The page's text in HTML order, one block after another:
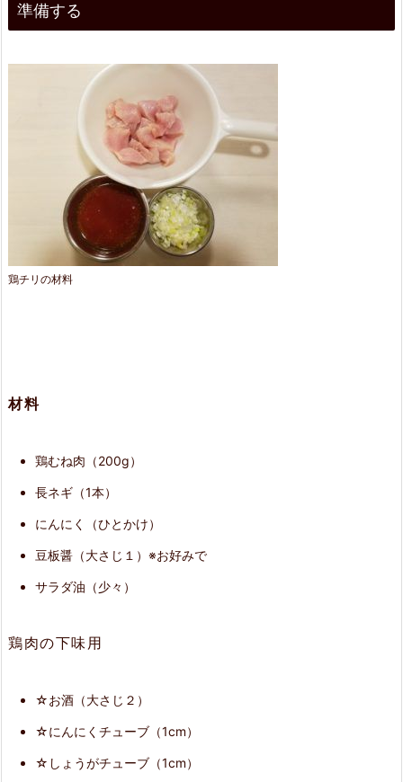
備
ご
の
他
下
ご
し
え
準備する
鶏チリの材料
材料
鶏むね肉（200g）
長ネギ（1本）
にんにく（ひとかけ）
豆板醤（大さじ１）※お好みで
サラダ油（少々）
鶏肉の下味用
☆お酒（大さじ２）
☆にんにくチューブ（1cm）
☆しょうがチューブ（1cm）